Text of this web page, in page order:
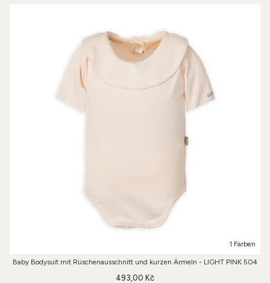
1 Farben
Baby Bodysuit mit Rüschenausschnitt und kurzen Ärmeln - LIGHT PINK 504
493,00 Kč